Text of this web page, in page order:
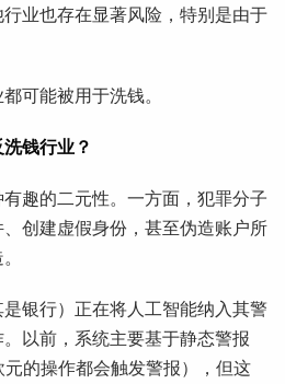
业也存在显著风险，特别是由于
可能被用于洗钱。
钱行业？
趣的二元性。一方面，犯罪分子
创建虚假身份，甚至伪造账户所
银行）正在将人工智能纳入其警
以前，系统主要基于静态警报
元的操作都会触发警报），但这